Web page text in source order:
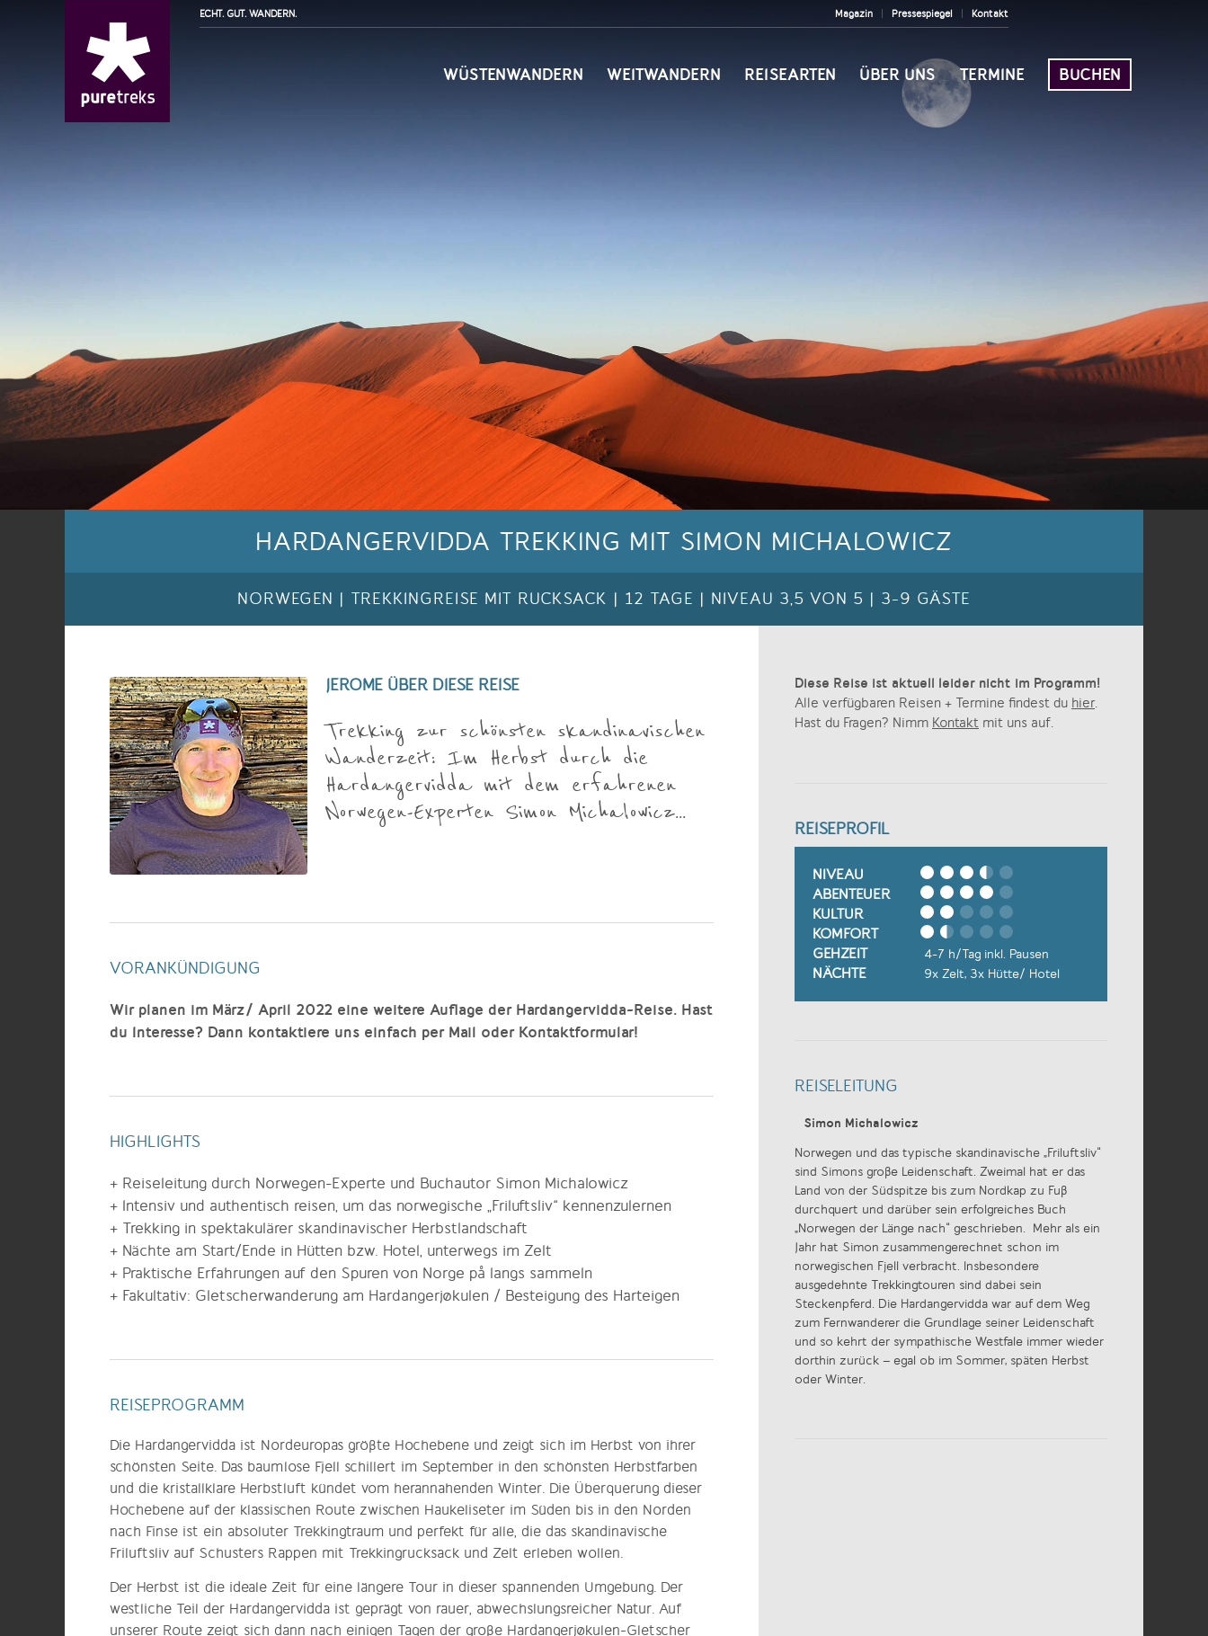
Magazin Pressespiegel Kontakt
ECHT. GUT. WANDERN.
WÜSTENWANDERN WEITWANDERN REISEARTEN ÜBER UNS TERMINE BUCHEN
HARDANGERVIDDA TREKKING MIT SIMON MICHALOWICZ
NORWEGEN | TREKKINGREISE MIT RUCKSACK | 12 TAGE | NIVEAU 3,5 VON 5 | 3-9 GÄSTE
JEROME ÜBER DIESE REISE
Trekking zur schönsten skandinavischen
Wanderzeit: Im Herbst durch die
Hardangervidda mit dem erfahrenen
Norwegen-Experten Simon Michalowicz...
VORANKÜNDIGUNG
Wir planen im März/ April 2022 eine weitere Auflage der Hardangervidda-Reise. Hast
du Interesse? Dann kontaktiere uns einfach per Mail oder Kontaktformular!
HIGHLIGHTS
+ Reiseleitung durch Norwegen-Experte und Buchautor Simon Michalowicz
+ Intensiv und authentisch reisen, um das norwegische „Friluftsliv“ kennenzulernen
+ Trekking in spektakulärer skandinavischer Herbstlandschaft
+ Nächte am Start/Ende in Hütten bzw. Hotel, unterwegs im Zelt
+ Praktische Erfahrungen auf den Spuren von Norge på langs sammeln
+ Fakultativ: Gletscherwanderung am Hardangerjøkulen / Besteigung des Harteigen
REISEPROGRAMM
Die Hardangervidda ist Nordeuropas größte Hochebene und zeigt sich im Herbst von ihrer
schönsten Seite. Das baumlose Fjell schillert im September in den schönsten Herbstfarben
und die kristallklare Herbstluft kündet vom herannahenden Winter. Die Überquerung dieser
Hochebene auf der klassischen Route zwischen Haukeliseter im Süden bis in den Norden
nach Finse ist ein absoluter Trekkingtraum und perfekt für alle, die das skandinavische
Friluftsliv auf Schusters Rappen mit Trekkingrucksack und Zelt erleben wollen.
Der Herbst ist die ideale Zeit für eine längere Tour in dieser spannenden Umgebung. Der
westliche Teil der Hardangervidda ist geprägt von rauer, abwechslungsreicher Natur. Auf
unserer Route zeigt sich dann nach einigen Tagen der große Hardangerjøkulen-Gletscher
Diese Reise ist aktuell leider nicht im Programm!
Alle verfügbaren Reisen + Termine findest du hier.
Hast du Fragen? Nimm Kontakt mit uns auf.
REISEPROFIL
NIVEAU
ABENTEUER
KULTUR
KOMFORT
GEHZEIT
4-7 h/Tag inkl. Pausen
NÄCHTE 9x Zelt, 3x Hütte/ Hotel
REISELEITUNG
Simon Michalowicz
Norwegen und das typische skandinavische „Friluftsliv“
sind Simons große Leidenschaft. Zweimal hat er das
Land von der Südspitze bis zum Nordkap zu Fuß
durchquert und darüber sein erfolgreiches Buch
„Norwegen der Länge nach“ geschrieben. Mehr als ein
Jahr hat Simon zusammengerechnet schon im
norwegischen Fjell verbracht. Insbesondere
ausgedehnte Trekkingtouren sind dabei sein
Steckenpferd. Die Hardangervidda war auf dem Weg
zum Fernwanderer die Grundlage seiner Leidenschaft
und so kehrt der sympathische Westfale immer wieder
dorthin zurück – egal ob im Sommer, späten Herbst
oder Winter.